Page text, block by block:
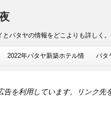
パタヤの情報をどこよりも詳しく。
2022年パタヤ新築ホテル情 パタ
告を利用しています。リンク